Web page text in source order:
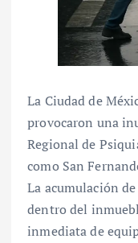
La Ciudad de
provocaron una
Regional de
como San
La acumulación
dentro del
inmediata de